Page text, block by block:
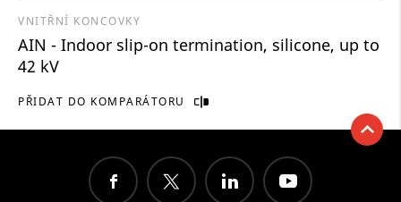
PŘIDAT DO KOMPARÁTORU
VNITŘNÍ KONCOVKY
AIN - Indoor slip-on termination, silicone, up to
42 kV